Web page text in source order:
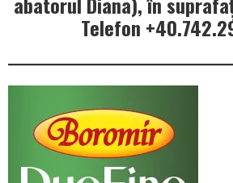
Telefon